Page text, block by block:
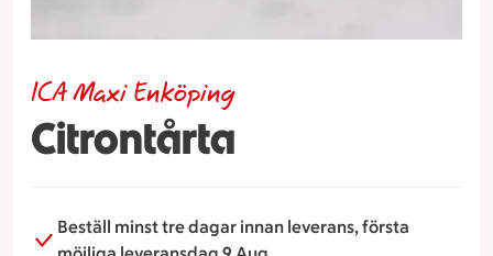
Citrontårta
ICA Maxi Enköping
Beställ minst tre dagar innan leverans, första